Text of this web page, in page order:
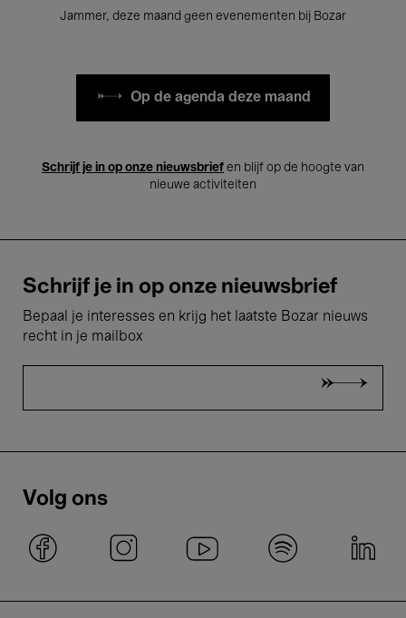
Jammer, deze maand geen evenementen bij Bozar
Op de agenda deze maand
Schrijf je in op onze nieuwsbrief en blijf op de hoogte van
nieuwe activiteiten
Schrijf je in op onze nieuwsbrief
Bepaal je interesses en krijg het laatste Bozar nieuws
recht in je mailbox
Volg ons